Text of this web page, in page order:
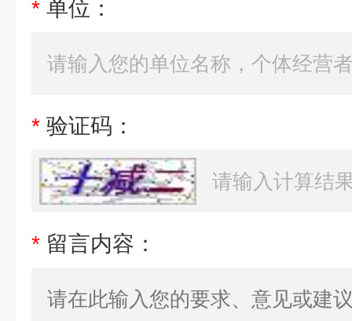
* 单位：
* 验证码：
* 留言内容：